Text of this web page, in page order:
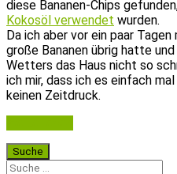
diese Bananen-Chips
Kokosöl verwendet wurden.
Da ich aber vor ein paar
große Bananen übrig hatte
Wetters das Haus nicht so
ich mir, dass ich es einfach
keinen Zeitdruck.